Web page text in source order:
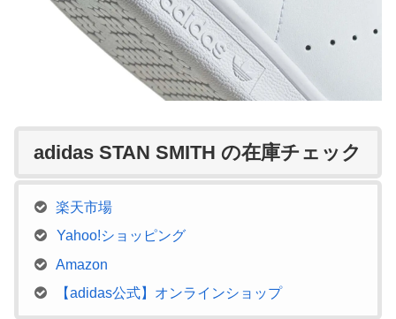
adidas STAN SMITH の在庫チェック
楽天市場
Yahoo!ショッピング
Amazon
【adidas公式】オンラインショップ